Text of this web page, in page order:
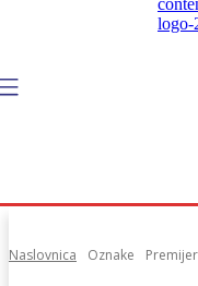
Naslovnica Oznake